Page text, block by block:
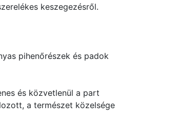
keszegezésről.
pihenőrészek és padok
és közvetlenül a part
a természet közelsége